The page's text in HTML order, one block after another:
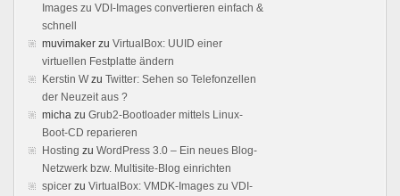
Images zu VDI-Images convertieren einfach &
schnell
muvimaker zu VirtualBox: UUID einer
virtuellen Festplatte ändern
Kerstin Wzu Twitter: Sehen so Telefonzellen
der Neuzeit aus ?
micha zu Grub2-Bootloader mittels Linux-
Boot-CD reparieren
Hosting zu WordPress 3.0 – Ein neues Blog-
Netzwerk bzw. Multisite-Blog einrichten
spicer zu VirtualBox: VMDK-Images zu VDI-